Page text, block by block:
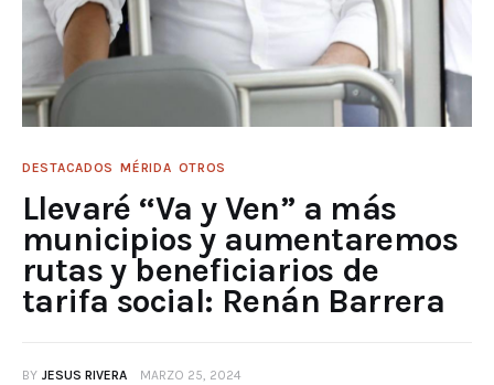
DESTACADOS MÉRIDA OTROS
Llevaré “Va y Ven” a más
municipios y aumentaremos
rutas y beneficiarios de
tarifa social: Renán Barrera
BY JESUS RIVERA MARZO 25, 2024